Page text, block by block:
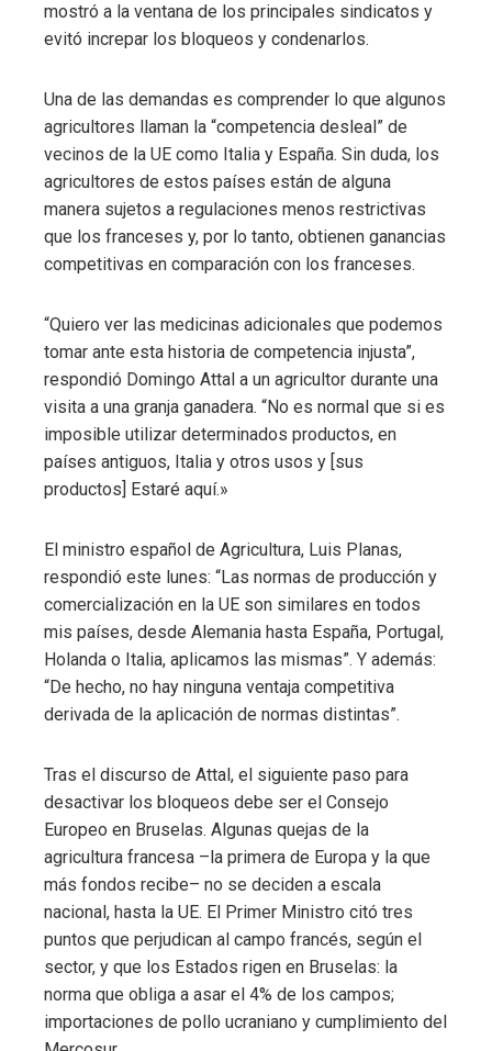
mostró a la ventana de los principales sindicatos y
evitó increpar los bloqueos y condenarlos.
Una de las demandas es comprender lo que algunos
agricultores llaman la “competencia desleal” de
vecinos de la UE como Italia y España. Sin duda, los
agricultores de estos países están de alguna
manera sujetos a regulaciones menos restrictivas
que los franceses y, por lo tanto, obtienen ganancias
competitivas en comparación con los franceses.
“Quiero ver las medicinas adicionales que podemos
tomar ante esta historia de competencia injusta”,
respondió Domingo Attal a un agricultor durante una
visita a una granja ganadera. “No es normal que si es
imposible utilizar determinados productos, en
países antiguos, Italia y otros usos y [sus
productos] Estaré aquí.»
El ministro español de Agricultura, Luis Planas,
respondió este lunes: “Las normas de producción y
comercialización en la UE son similares en todos
mis países, desde Alemania hasta España, Portugal,
Holanda o Italia, aplicamos las mismas”. Y además:
“De hecho, no hay ninguna ventaja competitiva
derivada de la aplicación de normas distintas”.
Tras el discurso de Attal, el siguiente paso para
desactivar los bloqueos debe ser el Consejo
Europeo en Bruselas. Algunas quejas de la
agricultura francesa –la primera de Europa y la que
más fondos recibe– no se deciden a escala
nacional, hasta la UE. El Primer Ministro citó tres
puntos que perjudican al campo francés, según el
sector, y que los Estados rigen en Bruselas: la
norma que obliga a asar el 4% de los campos;
importaciones de pollo ucraniano y cumplimiento del